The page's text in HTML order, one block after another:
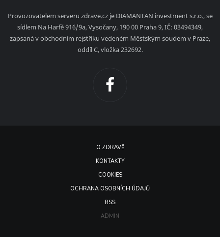
Provozovatelem serveru zdrave.cz je DIAMANTAN investment s.r.o., se
sídlem Na Harfě 916/9a, Vysočany, 190 00 Praha 9, IČ: 03494349,
zapsaná v obchodním rejstříku vedeném Městským soudem v Praze,
oddíl C, vložka 232692.
O ZDRAVĚ
KONTAKTY
COOKIES
OCHRANA OSOBNÍCH ÚDAJŮ
RSS
ADMIN